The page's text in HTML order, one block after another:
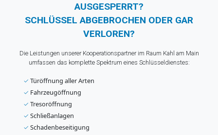
AUSGESPERRT?
SCHLÜSSEL ABGEBROCHEN ODER GAR
VERLOREN?
Die Leistungen unserer Kooperationspartner im Raum Kahl am Main
umfassen das komplette Spektrum eines Schlüsseldienstes:
✓ Türöffnung aller Arten
✓ Fahrzeugöffnung
✓ Tresoröffnung
✓ Schließanlagen
✓ Schadenbeseitigung